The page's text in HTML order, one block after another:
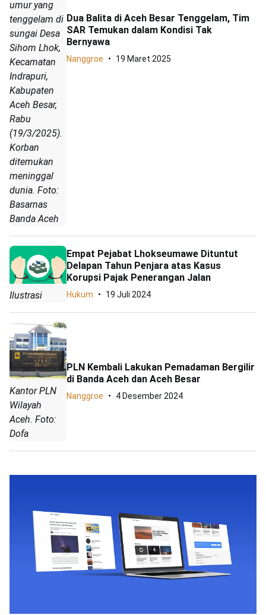
umur yang
tenggelam di
sungai Desa
Sihom Lhok,
Kecamatan
Indrapuri,
Kabupaten
Aceh Besar,
Rabu
(19/3/2025).
Korban
ditemukan
meninggal
dunia. Foto:
Basarnas
Banda Aceh
Dua Balita di Aceh Besar Tenggelam, Tim
SAR Temukan dalam Kondisi Tak
Bernyawa
Nanggroe 19 Maret 2025
Ilustrasi
Empat Pejabat Lhokseumawe Dituntut
Delapan Tahun Penjara atas Kasus
Korupsi Pajak Penerangan Jalan
Hukum 19 Juli 2024
Kantor PLN
Wilayah
Aceh. Foto:
Dofa
PLN Kembali Lakukan Pemadaman Bergilir
di Banda Aceh dan Aceh Besar
Nanggroe 4 Desember 2024